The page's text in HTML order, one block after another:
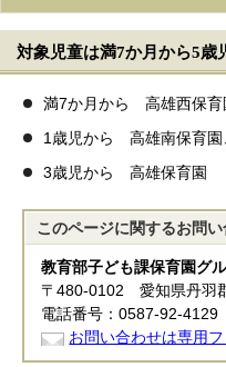
対象児童は満7か月から5歳
満7か月から 高雄西保育
1歳児から 高雄南保育園
3歳児から 高雄保育園
このページに関するお問
教育部子ども課保育園グ
〒480-0102 愛知県丹羽
電話番号：0587-92-
お問い合わせは専用